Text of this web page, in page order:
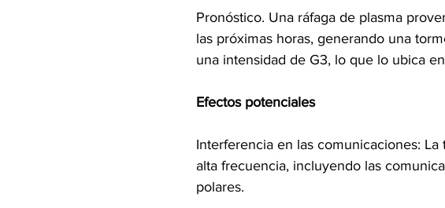
Pronóstico. Una ráfaga de plasma
las próximas horas, generando una
una intensidad de G3, lo que lo ubica
Efectos potenciales
Interferencia en las comunicaciones:
alta frecuencia, incluyendo las
polares.